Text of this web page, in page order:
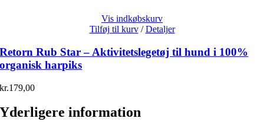
Vis indkøbskurv
Tilføj til kurv / Detaljer
Retorn Rub Star – Aktivitetslegetøj til hund i 100%
organisk harpiks
kr.179,00
Yderligere information